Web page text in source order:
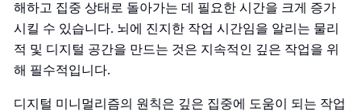
해하고 집중 상태로 돌아가는 데 필요한 시간을 크게 증가
시킬 수 있습니다. 뇌에 진지한 작업 시간임을 알리는 물리
적 및 디지털 공간을 만드는 것은 지속적인 깊은 작업을 위
해 필수적입니다.
디지털 미니멀리즘의 원칙은 깊은 집중에 도움이 되는 작업